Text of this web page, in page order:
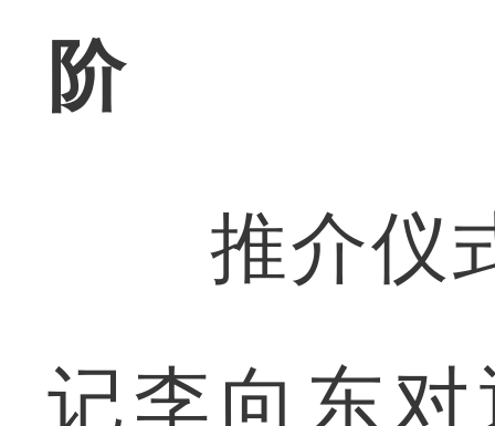
阶
推介仪式
记李向东